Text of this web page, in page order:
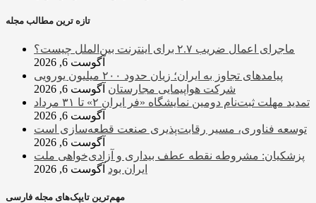
تازه ترین مطالب مجله
ماجرای اعمال ضریب ۲.۷ برای اینترنت بین‌الملل چیست؟
آگوست 6, 2026
پیامدهای تجاوز به ایران؛ زیان حدود ۲۰۰ میلیون یورویی
شرکت هواپیمایی مجارستان آگوست 6, 2026
تمدید مهلت ثبت‌نام دومین نمایشگاه «فر ایران ۲» تا ۳۱ مرداد
آگوست 6, 2026
توسعه فناوری، مسیر رقابت‌پذیری صنعت قطعه‌سازی است
آگوست 6, 2026
پزشکیان: مشروطه نقطه عطف بیداری و آزادی‌خواهی ملت
ایران بود آگوست 6, 2026
مهم‌ترین تایپک‌های مجله فارسی